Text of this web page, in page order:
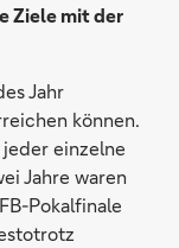
Ziele mit der
Jahr
können.
einzelne
Jahre waren
Pokalfinale